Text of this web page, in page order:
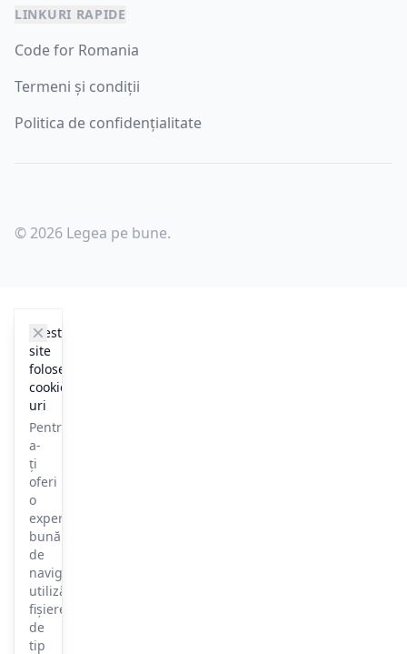
LINKURI RAPIDE
Code for Romania
Termeni și condiții
Politica de confidențialitate
© 2026 Legea pe bune.
Acest
site
folosește
cookie-
uri
Pentru
a-
ți
oferi
o
experiență
bună
de
navigare,
utilizăm
fișiere
de
tip
cookie_notice.clos3